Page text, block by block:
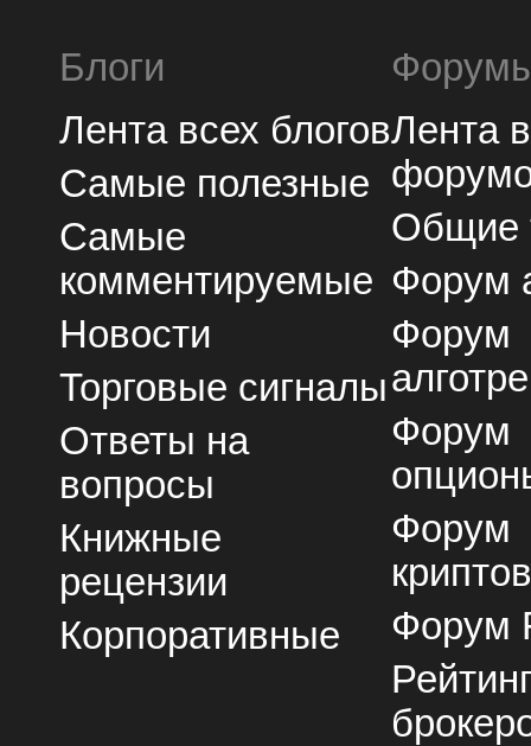
Блоги
Лента всех блогов
Самые полезные
Самые
комментируемые
Новости
Торговые сигналы
Ответы на
вопросы
Книжные
рецензии
Корпоративные
Лента
Общие
Форум
Форум
Форум
Форум
Форум